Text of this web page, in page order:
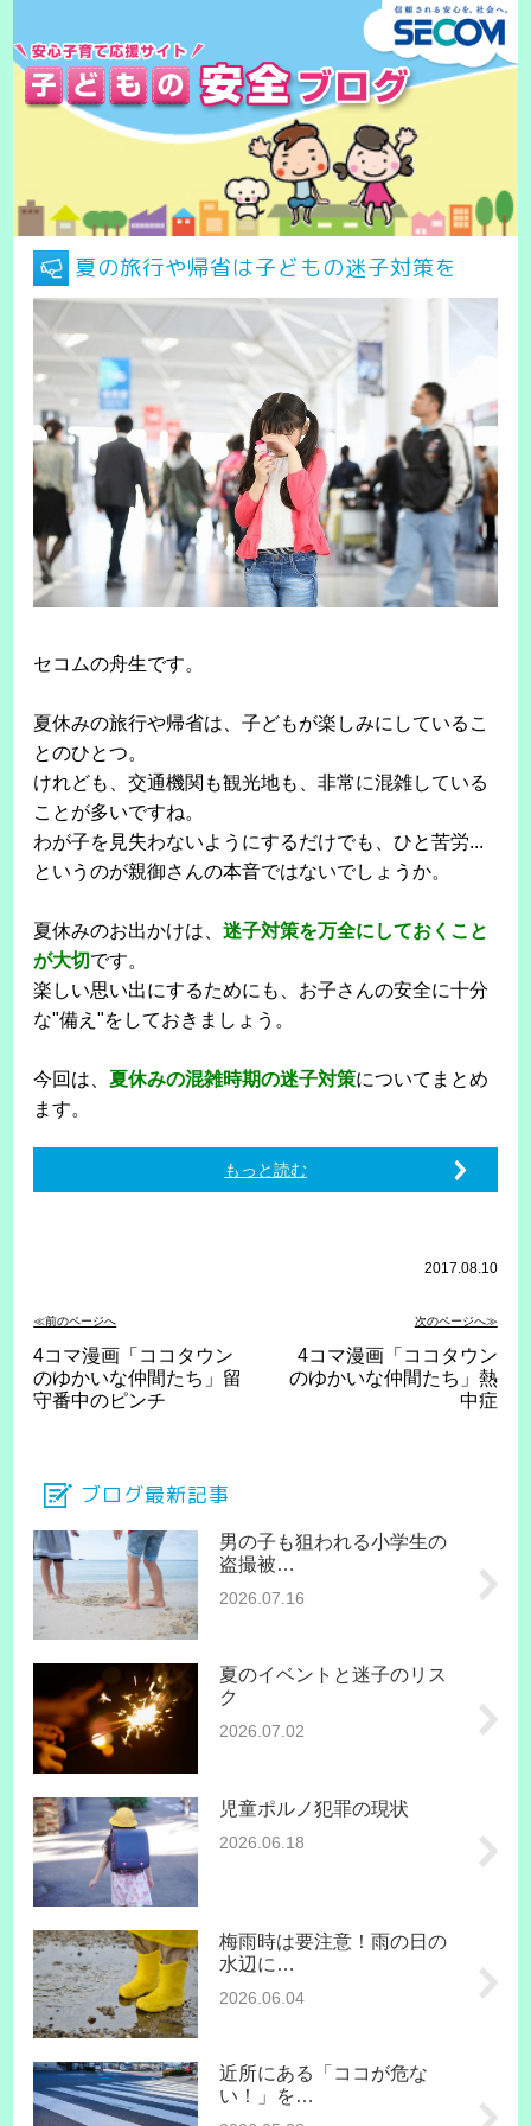
夏の旅行や帰省は子どもの迷子対策を
セコムの舟生です。
夏休みの旅行や帰省は、子どもが楽しみにしているこ
とのひとつ。
けれども、交通機関も観光地も、非常に混雑している
ことが多いですね。
わが子を見失わないようにするだけでも、ひと苦労...
というのが親御さんの本音ではないでしょうか。
夏休みのお出かけは、迷子対策を万全にしておくこと
が大切です。
楽しい思い出にするためにも、お子さんの安全に十分
な"備え"をしておきましょう。
今回は、夏休みの混雑時期の迷子対策についてまとめ
ます。
もっと読む
2017.08.10
≪前のページへ 次のページへ≫
4コマ漫画「ココタウン
のゆかいな仲間たち」留
守番中のピンチ
4コマ漫画「ココタウン
のゆかいな仲間たち」熱
中症
ブログ最新記事
男の子も狙われる小学生の
盗撮被…
2026.07.16
夏のイベントと迷子のリス
ク
2026.07.02
児童ポルノ犯罪の現状
2026.06.18
梅雨時は要注意！雨の日の
水辺に…
2026.06.04
近所にある「ココが危な
い！」を…